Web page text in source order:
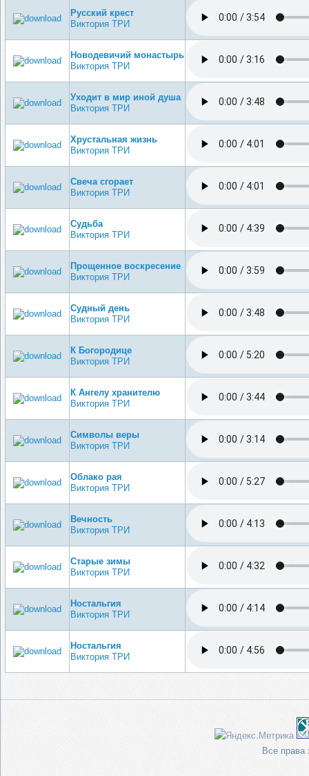
Русский крест
Виктория ТРИ
Новодевичий монастырь
Виктория ТРИ
Уходит в мир иной душа
Виктория ТРИ
Хрустальная жизнь
Виктория ТРИ
Свеча сгорает
Виктория ТРИ
Судьба
Виктория ТРИ
Прощенное воскресение
Виктория ТРИ
Судный день
Виктория ТРИ
К Богородице
Виктория ТРИ
К Ангелу хранителю
Виктория ТРИ
Символы веры
Виктория ТРИ
Облако рая
Виктория ТРИ
Вечность
Виктория ТРИ
Старые зимы
Виктория ТРИ
Ностальгия
Виктория ТРИ
Ностальгия
Виктория ТРИ
Все